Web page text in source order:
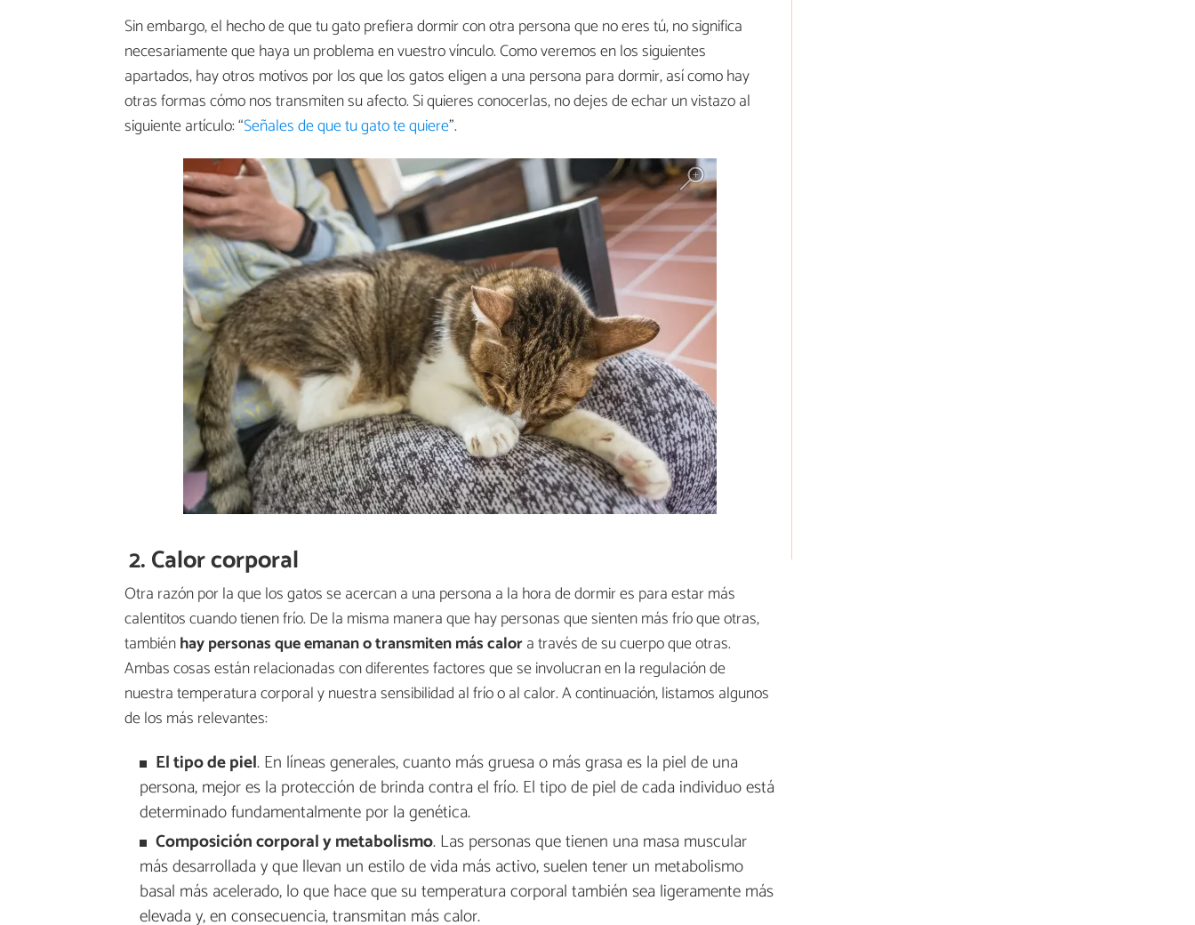
Sin embargo, el hecho de que tu gato prefiera dormir con otra persona que no eres tú, no significa
necesariamente que haya un problema en vuestro vínculo. Como veremos en los siguientes
apartados, hay otros motivos por los que los gatos eligen a una persona para dormir, así como hay
otras formas cómo nos transmiten su afecto. Si quieres conocerlas, no dejes de echar un vistazo al
siguiente artículo: “Señales de que tu gato te quiere”.
2. Calor corporal
Otra razón por la que los gatos se acercan a una persona a la hora de dormir es para estar más
calentitos cuando tienen frío. De la misma manera que hay personas que sienten más frío que otras,
tambiénhay personas que emanan o transmiten más calora través de su cuerpo que otras.
Ambas cosas están relacionadas con diferentes factores que se involucran en la regulación de
nuestra temperatura corporal y nuestra sensibilidad al frío o al calor. A continuación, listamos algunos
de los más relevantes:
El tipo de piel. En líneas generales, cuanto más gruesa o más grasa es la piel de una
persona, mejor es la protección de brinda contra el frío. El tipo de piel de cada individuo está
determinado fundamentalmente por la genética.
Composición corporal y metabolismo. Las personas que tienen una masa muscular
más desarrollada y que llevan un estilo de vida más activo, suelen tener un metabolismo
basal más acelerado, lo que hace que su temperatura corporal también sea ligeramente más
elevada y, en consecuencia, transmitan más calor.